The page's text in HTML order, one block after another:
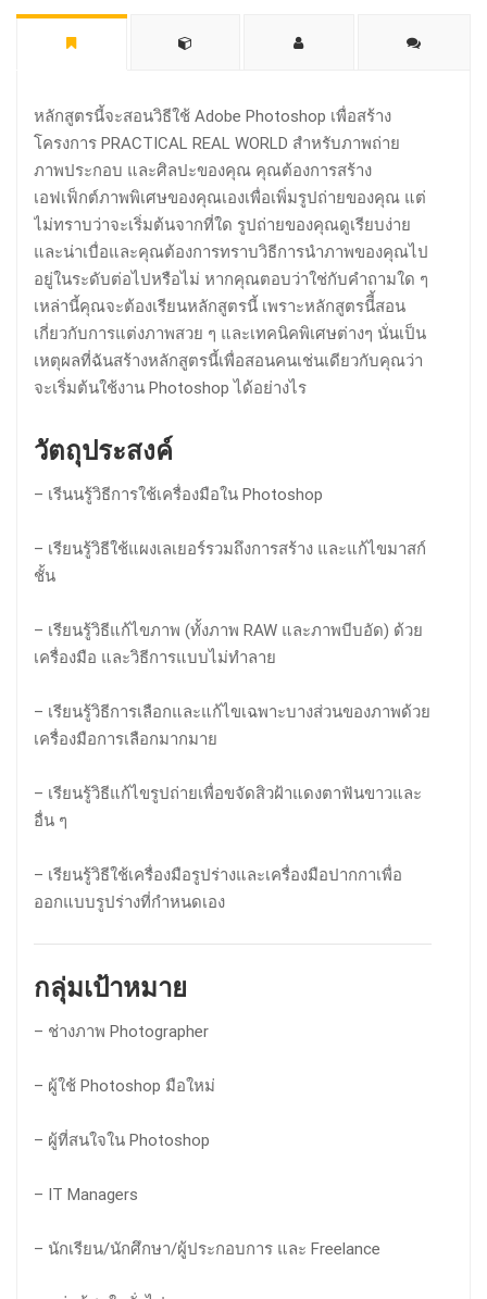
หลักสูตรนี้จะสอนวิธีใช้ Adobe Photoshop เพื่อสร้าง
โครงการ PRACTICAL REAL WORLD สำหรับภาพถ่าย
ภาพประกอบ และศิลปะของคุณ คุณต้องการสร้าง
เอฟเฟ็กต์ภาพพิเศษของคุณเองเพื่อเพิ่มรูปถ่ายของคุณ แต่
ไม่ทราบว่าจะเริ่มต้นจากที่ใด รูปถ่ายของคุณดูเรียบง่าย
และน่าเบื่อและคุณต้องการทราบวิธีการนำภาพของคุณไป
อยู่ในระดับต่อไปหรือไม่ หากคุณตอบว่าใช่กับคำถามใด ๆ
เหล่านี้คุณจะต้องเรียนหลักสูตรนี้ เพราะหลักสูตรนีี้สอน
เกี่ยวกับการแต่งภาพสวย ๆ และเทคนิคพิเศษต่างๆ นั่นเป็น
เหตุผลที่ฉันสร้างหลักสูตรนี้เพื่อสอนคนเช่นเดียวกับคุณว่า
จะเริ่มต้นใช้งาน Photoshop ได้อย่างไร
วัตถุประสงค์
– เรีนนรู้วิธีการใช้เครื่องมือใน Photoshop
– เรียนรู้วิธีใช้แผงเลเยอร์รวมถึงการสร้าง และแก้ไขมาสก์
ชั้น
– เรียนรู้วิธีแก้ไขภาพ (ทั้งภาพ RAW และภาพบีบอัด) ด้วย
เครื่องมือ และวิธีการแบบไม่ทำลาย
– เรียนรู้วิธีการเลือกและแก้ไขเฉพาะบางส่วนของภาพด้วย
เครื่องมือการเลือกมากมาย
– เรียนรู้วิธีแก้ไขรูปถ่ายเพื่อขจัดสิวฝ้าแดงตาฟันขาวและ
อื่น ๆ
– เรียนรู้วิธีใช้เครื่องมือรูปร่างและเครื่องมือปากกาเพื่อ
ออกแบบรูปร่างที่กำหนดเอง
กลุ่มเป้าหมาย
– ช่างภาพ Photographer
– ผู้ใช้ Photoshop มือใหม่
– ผู้ที่สนใจใน Photoshop
– IT Managers
– นักเรียน/นักศึกษา/ผู้ประกอบการ และ Freelance